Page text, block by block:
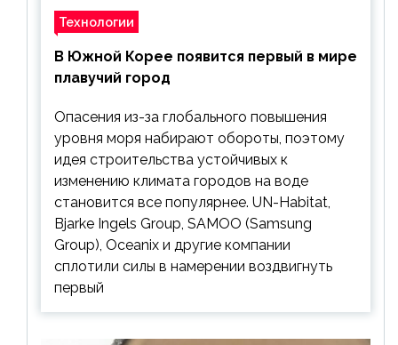
Технологии
В Южной Корее появится первый в мире
плавучий город
Опасения из-за глобального повышения
уровня моря набирают обороты, поэтому
идея строительства устойчивых к
изменению климата городов на воде
становится все популярнее. UN-Habitat,
Bjarke Ingels Group, SAMOO (Samsung
Group), Oceanix и другие компании
сплотили силы в намерении воздвигнуть
первый